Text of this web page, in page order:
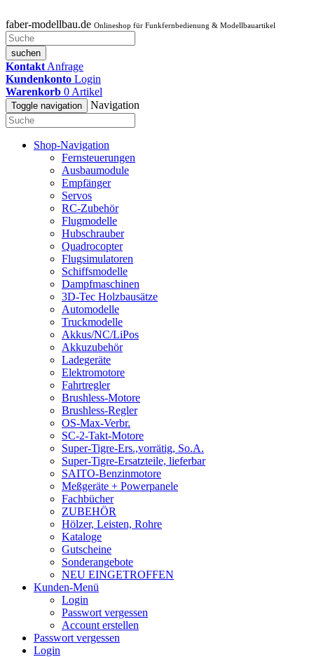
faber-modellbau.de Onlineshop für Funkfernbedienung & Modellbauartikel
suchen
Kontakt Anfrage
Kundenkonto Login
Warenkorb 0 Artikel
Toggle navigation Navigation
Shop-Navigation
Fernsteuerungen
Ausbaumodule
Empfänger
Servos
RC-Zubehör
Flugmodelle
Hubschrauber
Quadrocopter
Flugsimulatoren
Schiffsmodelle
Dampfmaschinen
3D-Tec Holzbausätze
Automodelle
Truckmodelle
Akkus/NC/LiPos
Akkuzubehör
Ladegeräte
Elektromotore
Fahrtregler
Brushless-Motore
Brushless-Regler
OS-Max-Verbr.
SC-2-Takt-Motore
Super-Tigre-Ers.,vorrätig, So.A.
Super-Tigre-Ersatzteile, lieferbar
SAITO-Benzinmotore
Meßgeräte + Powerpanele
Fachbücher
ZUBEHÖR
Hölzer, Leisten, Rohre
Kataloge
Gutscheine
Sonderangebote
NEU EINGETROFFEN
Kunden-Menü
Login
Passwort vergessen
Account erstellen
Passwort vergessen
Login